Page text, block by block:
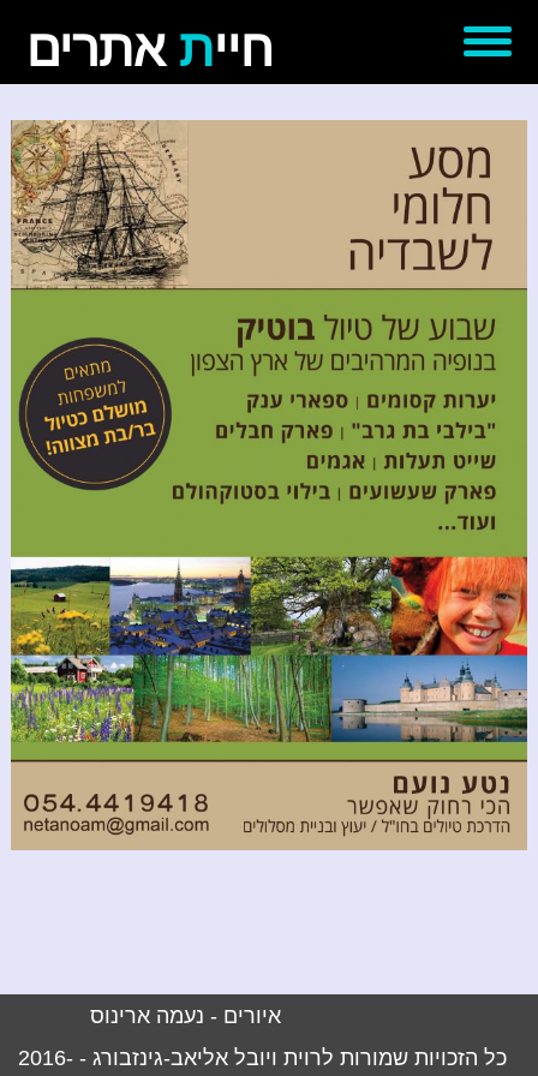
חיית אתרים
דף הבית
אודותינו
עבודות נבחרות
'סגור תפריט'
איורים - נעמה ארינוס
כל הזכויות שמורות לרוית ויובל אליאב-גינזבורג - 2016-